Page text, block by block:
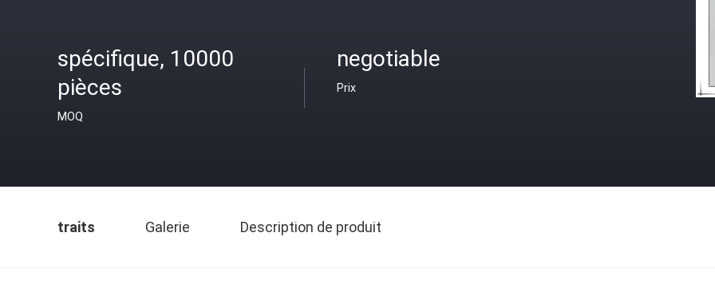
spécifique, 10000
pièces
MOQ
negotiable
Prix
traits Galerie Description de produit